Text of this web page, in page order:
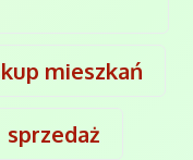
mieszkań
sprzedaż